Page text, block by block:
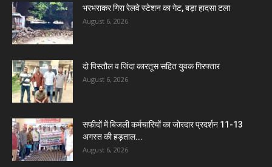
भरभराकर गिरा रेलवे स्टेशन का गेट, बड़ा हादसा टला
August 6, 2026
दो पिस्तौल व जिंदा कारतूस सहित युवक गिरफ्तार
August 6, 2026
सफीदों में बिजली कर्मचारियों का जोरदार प्रदर्शन 11-13
अगस्त की हड़ताल...
August 6, 2026